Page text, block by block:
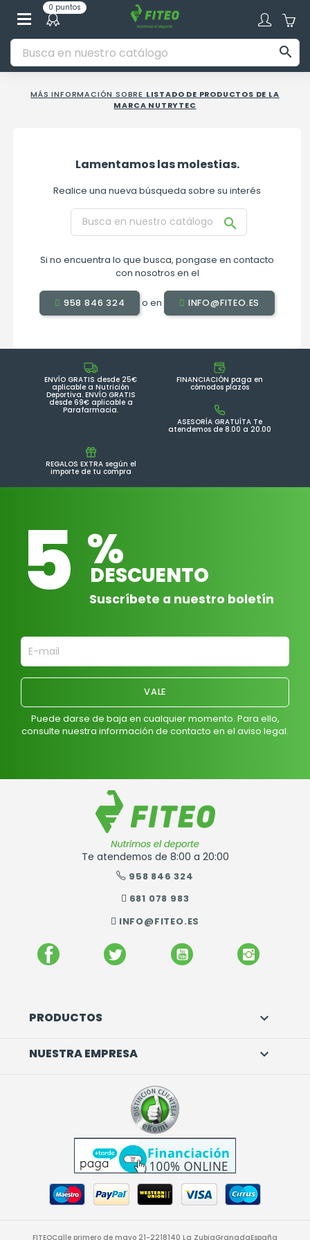
0 puntos

MÁS INFORMACIÓN SOBRE LISTADO DE PRODUCTOS DE LA
MARCA NUTRYTEC
Lamentamos las molestias.
Realice una nueva búsqueda sobre su interés

Si no encuentra lo que busca, pongase en contacto
con nosotros en el
958 846 324 o en INFO@FITEO.ES
ENVÍO GRATIS desde 25€
aplicable a Nutrición
Deportiva. ENVÍO GRATIS
desde 69€ aplicable a
Parafarmacia.
FINANCIACIÓN paga en
cómodos plazos
ASESORÍA GRATUÍTA Te
atendemos de 8.00 a 20.00
REGALOS EXTRA según el
importe de tu compra
5 %
DESCUENTO
Suscríbete a nuestro boletín
Puede darse de baja en cualquier momento. Para ello,
consulte nuestra información de contacto en el aviso legal.
Te atendemos de 8:00 a 20:00
958 846 324
681 078 983
INFO@FITEO.ES
FACEBOOK TWITTER YOUTUBE
PRODUCTOS 
NUESTRA EMPRESA 
FITEOCalle primero de mayo 21-2218140 La ZubiaGranadaEspaña